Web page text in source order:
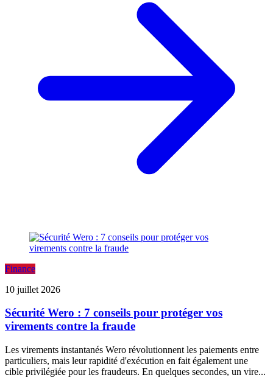
Finance
10 juillet 2026
Sécurité Wero : 7 conseils pour protéger vos
virements contre la fraude
Les virements instantanés Wero révolutionnent les paiements entre
particuliers, mais leur rapidité d'exécution en fait également une
cible privilégiée pour les fraudeurs. En quelques secondes, un vire...